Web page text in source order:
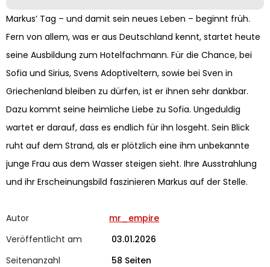
Markus’ Tag – und damit sein neues Leben – beginnt früh.
Fern von allem, was er aus Deutschland kennt, startet heute
seine Ausbildung zum Hotelfachmann. Für die Chance, bei
Sofia und Sirius, Svens Adoptiveltern, sowie bei Sven in
Griechenland bleiben zu dürfen, ist er ihnen sehr dankbar.
Dazu kommt seine heimliche Liebe zu Sofia. Ungeduldig
wartet er darauf, dass es endlich für ihn losgeht. Sein Blick
ruht auf dem Strand, als er plötzlich eine ihm unbekannte
junge Frau aus dem Wasser steigen sieht. Ihre Ausstrahlung
und ihr Erscheinungsbild faszinieren Markus auf der Stelle.
Autor
mr_empire
Veröffentlicht am
03.01.2026
Seitenanzahl
58 Seiten